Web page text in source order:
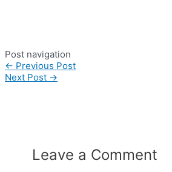
Post navigation
← Previous Post
Next Post →
Leave a Comment